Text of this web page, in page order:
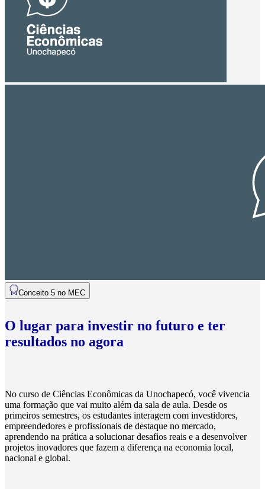
Conceito 5 no MEC
O lugar para investir no futuro e ter
resultados no agora
No curso de Ciências Econômicas da Unochapecó, você vivencia
uma formação que vai muito além da sala de aula. Desde os
primeiros semestres, os estudantes interagem com investidores,
empreendedores e profissionais de destaque no mercado,
aprendendo na prática a solucionar desafios reais e a desenvolver
projetos inovadores que fazem a diferença na economia local,
nacional e global.